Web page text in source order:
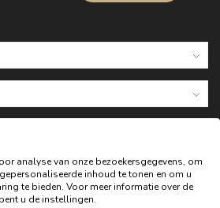
analyse van onze bezoekersgegevens, om
inhoud te tonen en om u
te bieden. Voor meer informatie over de
u de instellingen.